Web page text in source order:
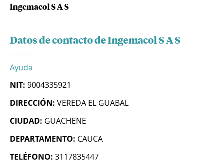
Ingemacol S A S
Datos de contacto de Ingemacol S A S
Ayuda
NIT: 9004335921
DIRECCIÓN: VEREDA EL GUABAL
CIUDAD: GUACHENE
DEPARTAMENTO: CAUCA
TELÉFONO: 3117835447